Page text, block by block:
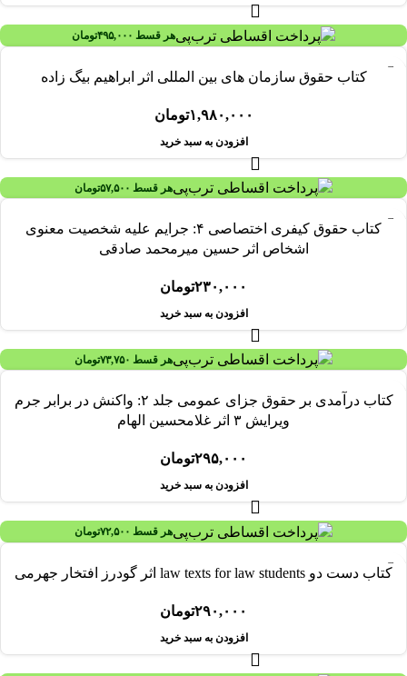
هر قسط ۴۹۵,۰۰۰تومان
کتاب حقوق سازمان های بین المللی اثر ابراهیم بیگ زاده
۱,۹۸۰,۰۰۰تومان
افزودن به سبد خرید
هر قسط ۵۷,۵۰۰تومان
کتاب حقوق کیفری اختصاصی ۴: جرایم علیه شخصیت معنوی
اشخاص اثر حسین میرمحمد صادقی
۲۳۰,۰۰۰تومان
افزودن به سبد خرید
هر قسط ۷۳,۷۵۰تومان
کتاب درآمدی بر حقوق جزای عمومی جلد ۲: واکنش در برابر جرم
ویرایش ۳ اثر غلامحسین الهام
۲۹۵,۰۰۰تومان
افزودن به سبد خرید
هر قسط ۷۲,۵۰۰تومان
کتاب دست دو law texts for law students اثر گودرز افتخار جهرمی
۲۹۰,۰۰۰تومان
افزودن به سبد خرید